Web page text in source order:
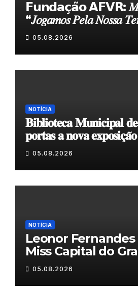
𝗙𝘂𝗻𝗱𝗮𝗰̧𝗮̃𝗼 𝗔𝗙𝗩𝗥:
“𝐽𝑜𝑔𝑎𝑚𝑜𝑠 𝑃𝑒𝑙𝑎 𝑁𝑜𝑠𝑠𝑎
05.08.2026
NOTÍCIA
𝐁𝐢𝐛𝐥𝐢𝐨𝐭𝐞𝐜𝐚 𝐌𝐮𝐧𝐢𝐜𝐢𝐩𝐚𝐥
𝐩𝐨𝐫𝐭𝐚𝐬 𝐚 𝐧𝐨𝐯𝐚
𝐝𝐮𝐫𝐚𝐧𝐭𝐞 𝐨 𝐦𝐞̂𝐬 𝐝𝐞 𝐚𝐠𝐨𝐬𝐭𝐨
05.08.2026
NOTÍCIA
Leonor Fernandes
Miss Capital do
05.08.2026